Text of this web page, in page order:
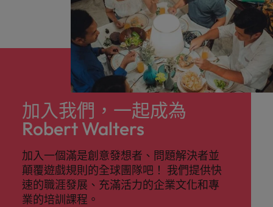
加入我們，一起成為
Robert Walters
加入一個滿是創意發想者、問題解決者並
顛覆遊戲規則的全球團隊吧！ 我們提供快
速的職涯發展、充滿活力的企業文化和專
業的培訓課程。